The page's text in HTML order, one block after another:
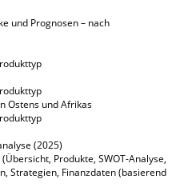
und Prognosen – nach
Ostens und Afrikas
(2025)
Produkte, SWOT-Analyse,
Strategien, Finanzdaten (basierend